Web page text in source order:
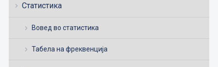
Статистика
Вовед во статистика
Табела на фреквенција